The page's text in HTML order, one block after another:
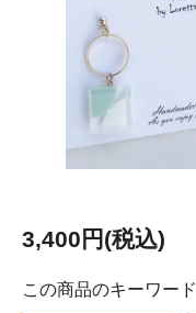
3,400円(税込)
この商品のキーワード